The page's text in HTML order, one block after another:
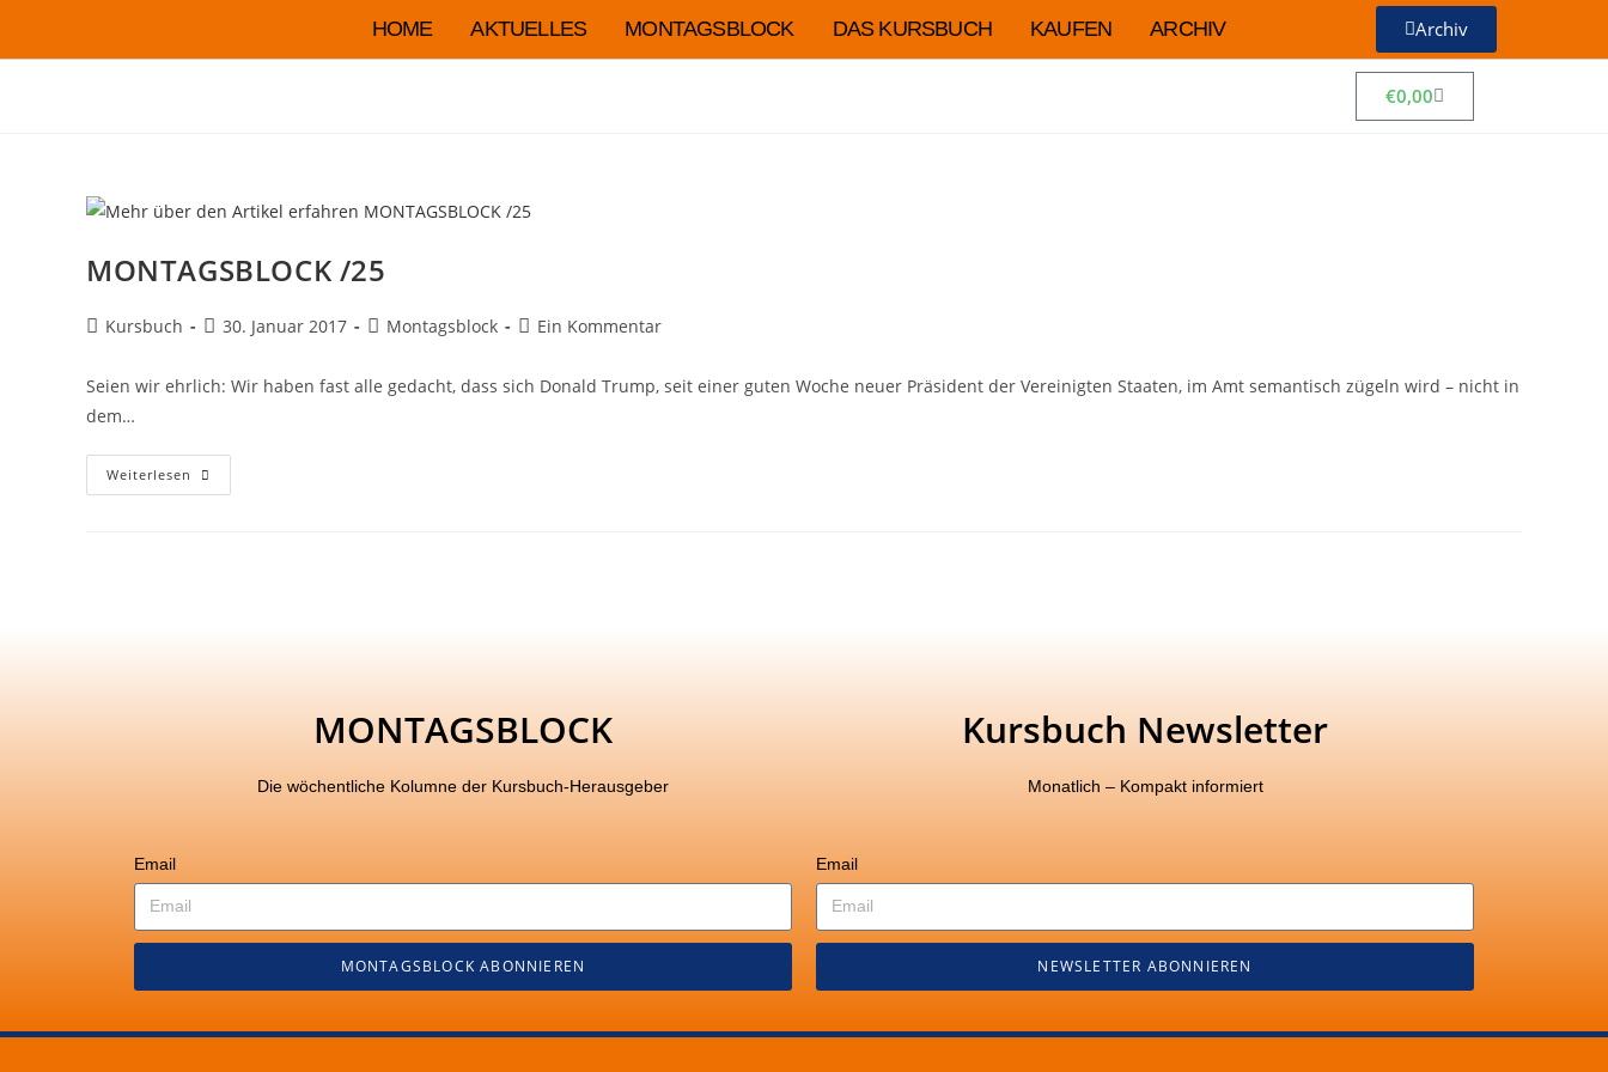
HOME AKTUELLES MONTAGSBLOCK DAS KURSBUCH KAUFEN ARCHIV Archiv
€0,00
MONTAGSBLOCK /25
Kursbuch 30. Januar 2017 Montagsblock Ein Kommentar
Seien wir ehrlich: Wir haben fast alle gedacht, dass sich Donald Trump, seit einer guten Woche neuer Präsident der Vereinigten Staaten, im Amt semantisch zügeln wird – nicht in
dem…
Weiterlesen
MONTAGSBLOCK
Die wöchentliche Kolumne der Kursbuch-Herausgeber
Email
MONTAGSBLOCK ABONNIEREN
Kursbuch Newsletter
Monatlich – Kompakt informiert
Email
NEWSLETTER ABONNIEREN